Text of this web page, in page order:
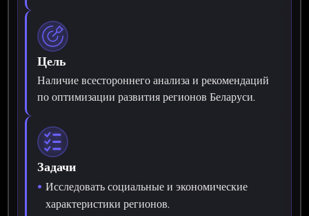
Цель
Наличие всестороннего анализа и рекомендаций
по оптимизации развития регионов Беларуси.
Задачи
Исследовать социальные и экономические
характеристики регионов.